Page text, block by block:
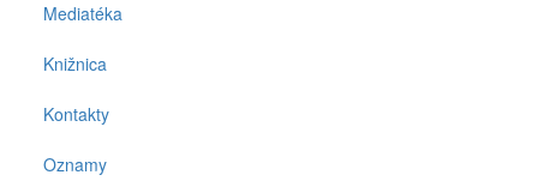
Mediatéka
Knižnica
Kontakty
Oznamy